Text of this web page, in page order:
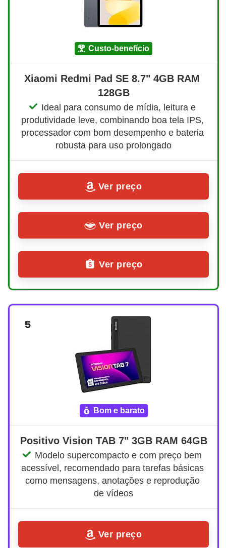
custo-benefício
Xiaomi Redmi Pad SE 8.7" 4GB RAM
128GB
Ideal para consumo de mídia, leitura e
produtividade leve, combinando boa tela IPS,
processador com bom desempenho e bateria
robusta para uso prolongado
Ver preço
Ver preço
Ver preço
5
bom e barato
Positivo Vision TAB 7" 3GB RAM 64GB
Modelo supercompacto e com preço bem
acessível, recomendado para tarefas básicas
como mensagens, anotações e reprodução
de vídeos
Ver preço